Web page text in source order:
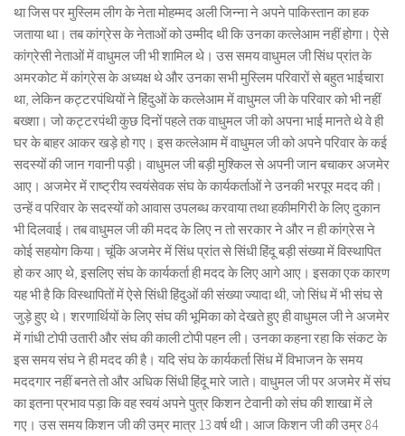
था जिस पर मुस्लिम लीग के नेता मोहम्मद अली जिन्ना ने अपने पाकिस्तान का हक
जताया था। तब कांग्रेस के नेताओं को उम्मीद थी कि उनका कत्लेआम नहीं होगा। ऐसे
कांग्रेसी नेताओं में वाधुमल जी भी शामिल थे। उस समय वाधुमल जी सिंध प्रांत के
अमरकोट में कांग्रेस के अध्यक्ष थे और उनका सभी मुस्लिम परिवारों से बहुत भाईचारा
था, लेकिन कट्टरपंथियों ने हिंदुओं के कत्लेआम में वाधुमल जी के परिवार को भी नहीं
बख्शा। जो कट्टरपंथी कुछ दिनों पहले तक वाधुमल जी को अपना भाई मानते थे वे ही
घर के बाहर आकर खड़े हो गए। इस कत्लेआम में वाधुमल जी को अपने परिवार के कई
सदस्यों की जान गवानी पड़ी। वाधुमल जी बड़ी मुश्किल से अपनी जान बचाकर अजमेर
आए। अजमेर में राष्ट्रीय स्वयंसेवक संघ के कार्यकर्ताओं ने उनकी भरपूर मदद की।
उन्हें व परिवार के सदस्यों को आवास उपलब्ध करवाया तथा हकीमगिरी के लिए दुकान
भी दिलवाई। तब वाधुमल जी की मदद के लिए न तो सरकार ने और न ही कांग्रेस ने
कोई सहयोग किया। चूंकि अजमेर में सिंध प्रांत से सिंधी हिंदू बड़ी संख्या में विस्थापित
हो कर आए थे, इसलिए संघ के कार्यकर्ता ही मदद के लिए आगे आए। इसका एक कारण
यह भी है कि विस्थापितों में ऐसे सिंधी हिंदुओं की संख्या ज्यादा थी, जो सिंध में भी संघ से
जुड़े हुए थे। शरणार्थियों के लिए संघ की भूमिका को देखते हुए ही वाधुमल जी ने अजमेर
में गांधी टोपी उतारी और संघ की काली टोपी पहन ली। उनका कहना रहा कि संकट के
इस समय संघ ने ही मदद की है। यदि संघ के कार्यकर्ता सिंध में विभाजन के समय
मददगार नहीं बनते तो और अधिक सिंधी हिंदू मारे जाते। वाधुमल जी पर अजमेर में संघ
का इतना प्रभाव पड़ा कि वह स्वयं अपने पुत्र किशन टेवानी को संघ की शाखा में ले
गए। उस समय किशन जी की उम्र मात्र 13 वर्ष थी। आज किशन जी की उम्र 84